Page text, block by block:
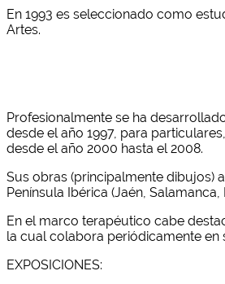
En 1993 es seleccionado como
Artes.
Profesionalmente se ha
desde el año 1997, para
desde el año 2000 hasta el 2008.
Sus obras (principalmente dibujos)
Península Ibérica (Jaén,
En el marco terapéutico cabe
la cual colabora periódicamente en
EXPOSICIONES: